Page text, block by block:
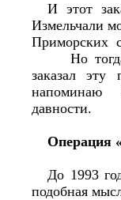
И этот
Измельчали
Приморских
Но тогда
заказал
напоминаю
давности.
Операция
До 1993
подобная